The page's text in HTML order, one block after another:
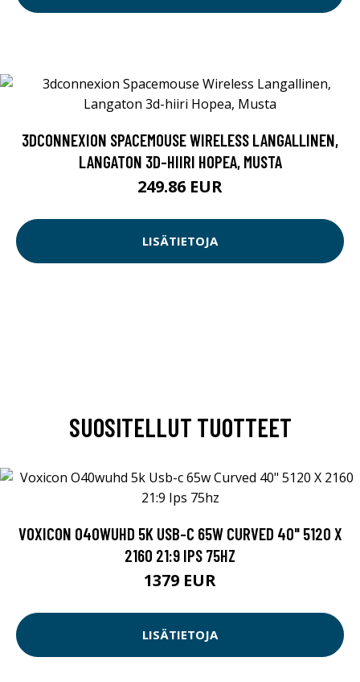
3DCONNEXION SPACEMOUSE WIRELESS LANGALLINEN,
LANGATON 3D-HIIRI HOPEA, MUSTA
249.86 EUR
LISÄTIETOJA
SUOSITELLUT TUOTTEET
VOXICON O40WUHD 5K USB-C 65W CURVED 40" 5120 X
2160 21:9 IPS 75HZ
1379 EUR
LISÄTIETOJA